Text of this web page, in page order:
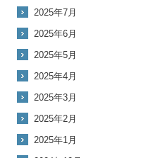
2025年7月
2025年6月
2025年5月
2025年4月
2025年3月
2025年2月
2025年1月